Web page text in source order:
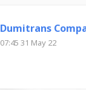
Dumitrans
07:45 31 May 22